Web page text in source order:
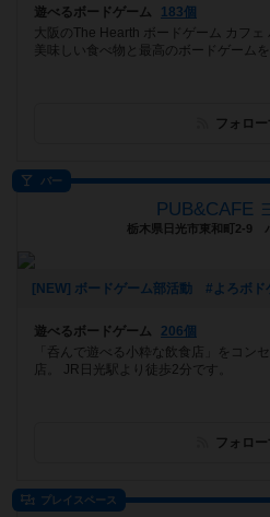
遊べるボードゲーム
183個
大阪のThe Hearth ボードゲーム カフ
美味しい食べ物と最高のボードゲーム
フォロ
バー
PUB&CAFE
栃木県日光市東和町2-9
遊べるボードゲーム
206個
「呑んで遊べる小粋な飲食店」をコン
店。 JR日光駅より徒歩2分です。
フォロ
プレイスペース